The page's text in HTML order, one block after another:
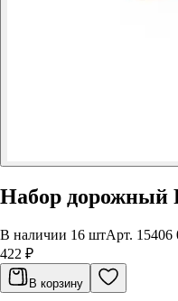
Набор
В наличии 16 штАрт. 15406
422 ₽
В корзину